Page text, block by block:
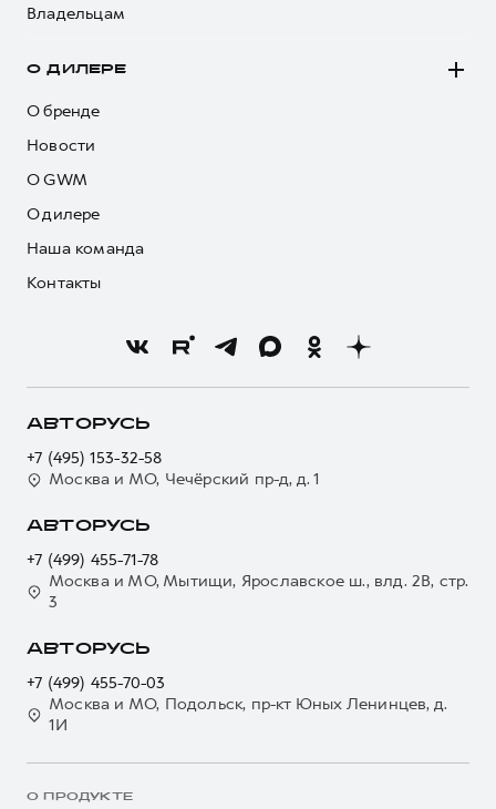
Владельцам
О ДИЛЕРЕ
О бренде
Новости
О GWM
О дилере
Наша команда
Контакты
АВТОРУСЬ
+7 (495) 153-32-58
Москва и МО, Чечёрский пр-д, д. 1
АВТОРУСЬ
+7 (499) 455-71-78
Москва и МО, Мытищи, Ярославское ш., влд. 2В, стр.
3
АВТОРУСЬ
+7 (499) 455-70-03
Москва и МО, Подольск, пр-кт Юных Ленинцев, д.
1И
О ПРОДУКТЕ